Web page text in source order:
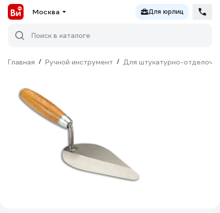
Москва Для юрлиц
Поиск в каталоге
Главная / Ручной инструмент / Для штукатурно-